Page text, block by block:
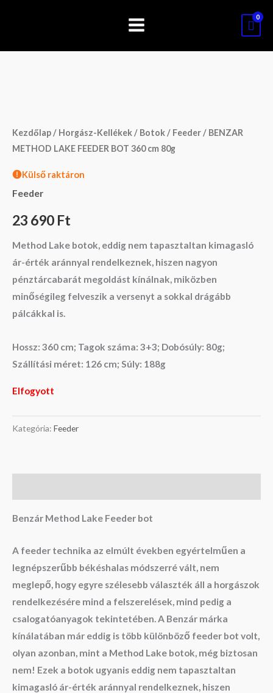
Kezdőlap/ Horgász-Kellékek/ Botok/ Feeder/ BENZAR
METHOD LAKE FEEDER BOT 360 cm 80g
Külső raktáron
Feeder
23 690 Ft
Method Lake botok, eddig nem tapasztaltan kimagasló
ár-érték aránnyal rendelkeznek, hiszen nagyon
pénztárcabarát megoldást kínálnak, miközben
minőségileg felveszik a versenyt a sokkal drágább
pálcákkal is.
Hossz: 360 cm; Tagok száma: 3+3; Dobósúly: 80g;
Szállítási méret: 126 cm; Súly: 188g
Elfogyott
Kategória: Feeder
Benzár Method Lake Feeder bot
A feeder technika az elmúlt években egyértelműen a
legnépszerűbb békéshalas módszerré vált, nem
meglepő, hogy egyre szélesebb választék áll a horgászok
rendelkezésére mind a felszerelések, mind pedig a
csalogatóanyagok tekintetében. A Benzár márka
kínálatában már eddig is több különböző feeder bot volt,
olyan azonban, mint a Method Lake botok, még biztosan
nem! Ezek a botok ugyanis eddig nem tapasztaltan
kimagasló ár-érték aránnyal rendelkeznek, hiszen